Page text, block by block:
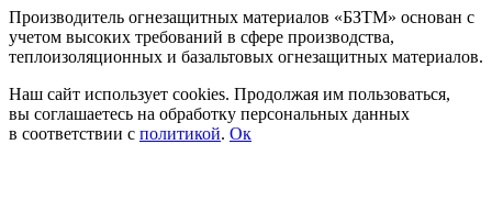
Производитель огнезащитных материалов «БЗТМ» основан с
учетом высоких требований в сфере производства,
теплоизоляционных и базальтовых огнезащитных материалов.
Наш сайт использует cookies. Продолжая им пользоваться,
вы соглашаетесь на обработку персональных данных
в соответствии с политикой. Ок